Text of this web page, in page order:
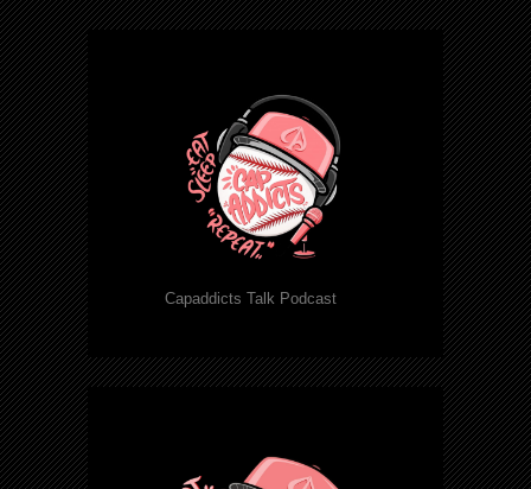
Capaddicts Talk Podcast